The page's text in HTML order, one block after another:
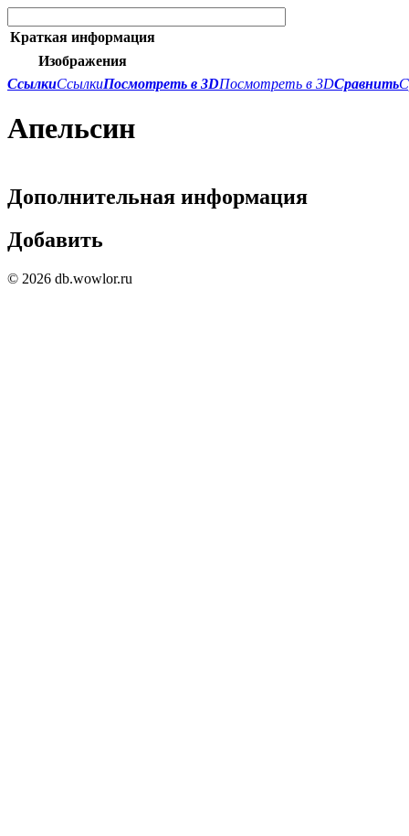
Краткая информация
Изображения
СсылкиСсылкиПосмотреть в 3DПосмотреть в 3DСравнить
Апельсин
Дополнительная информация
Добавить
© 2026 db.wowlor.ru